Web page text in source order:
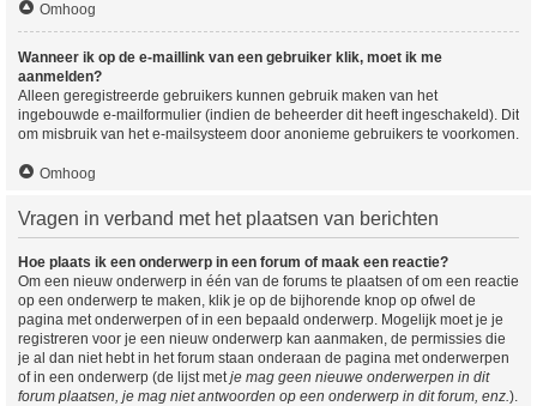
Omhoog
Wanneer ik op de e-maillink van een gebruiker klik, moet ik me
aanmelden?
Alleen geregistreerde gebruikers kunnen gebruik maken van het
ingebouwde e-mailformulier (indien de beheerder dit heeft ingeschakeld). Dit
om misbruik van het e-mailsysteem door anonieme gebruikers te voorkomen.
Omhoog
Vragen in verband met het plaatsen van berichten
Hoe plaats ik een onderwerp in een forum of maak een reactie?
Om een nieuw onderwerp in één van de forums te plaatsen of om een reactie
op een onderwerp te maken, klik je op de bijhorende knop op ofwel de
pagina met onderwerpen of in een bepaald onderwerp. Mogelijk moet je je
registreren voor je een nieuw onderwerp kan aanmaken, de permissies die
je al dan niet hebt in het forum staan onderaan de pagina met onderwerpen
of in een onderwerp (de lijst metje mag geen nieuwe onderwerpen in dit
forum plaatsen, je mag niet antwoorden op een onderwerp in dit forum, enz.).